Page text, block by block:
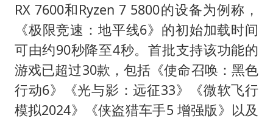
RX 7600和Ryzen 7 5800的设备为例称，
《极限竞速：地平线6》的初始加载时间
可由约90秒降至4秒。首批支持该功能的
游戏已超过30款，包括《使命召唤：黑色
行动6》《光与影：远征33》《微软飞行
模拟2024》《侠盗猎车手5 增强版》以及